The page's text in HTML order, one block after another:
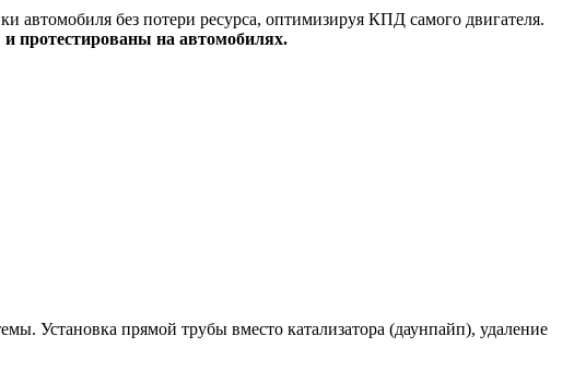
без потери ресурса, оптимизируя КПД самого двигателя.
протестированы на автомобилях.
Установка прямой трубы вместо катализатора (даунпайп), удаление